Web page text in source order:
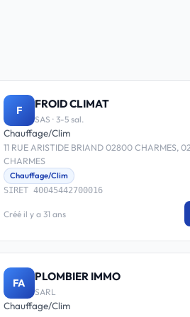
F FROID CLIMAT
SAS · 3-5 sal.
Chauffage/Clim
11 RUE ARISTIDE BRIAND 02800 CHARMES,
CHARMES
Chauffage/Clim
SIRET 40045442700016
Créé il y a 31 ans
FA PLOMBIER IMMO
SARL
Chauffage/Clim